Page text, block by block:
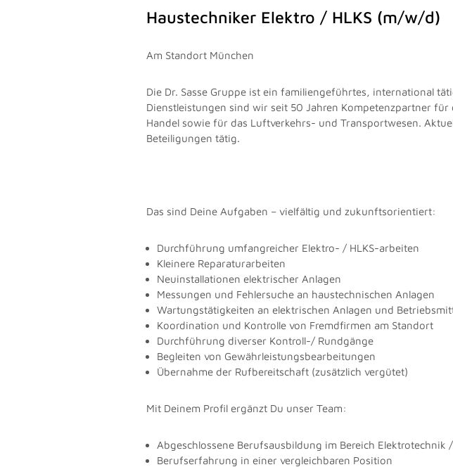
Haustechniker Elektro / HLKS (m/w/d)
Am Standort München
Die Dr. Sasse Gruppe ist ein familiengeführtes, international
Dienstleistungen sind wir seit 50 Jahren Kompetenzpartner
Handel sowie für das Luftverkehrs- und Transportwesen.
Beteiligungen tätig.
Das sind Deine Aufgaben – vielfältig und zukunftsorientiert:
Durchführung umfangreicher Elektro- / HLKS-arbeiten
Kleinere Reparaturarbeiten
Neuinstallationen elektrischer Anlagen
Messungen und Fehlersuche an haustechnischen Anlagen
Wartungstätigkeiten an elektrischen Anlagen und
Koordination und Kontrolle von Fremdfirmen am Standort
Durchführung diverser Kontroll-/ Rundgänge
Begleiten von Gewährleistungsbearbeitungen
Übernahme der Rufbereitschaft (zusätzlich vergütet)
Mit Deinem Profil ergänzt Du unser Team:
Abgeschlossene Berufsausbildung im Bereich Elektrotechnik
Berufserfahrung in einer vergleichbaren Position